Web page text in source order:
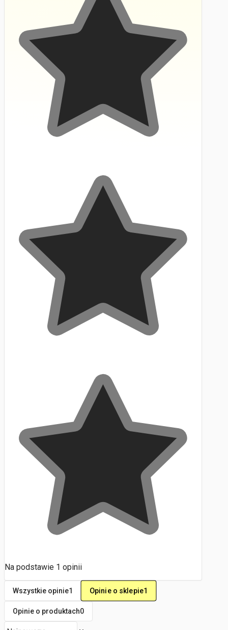
Na podstawie 1 opinii
Wszystkie opinie1 Opinie o sklepie1
Opinie o produktach0